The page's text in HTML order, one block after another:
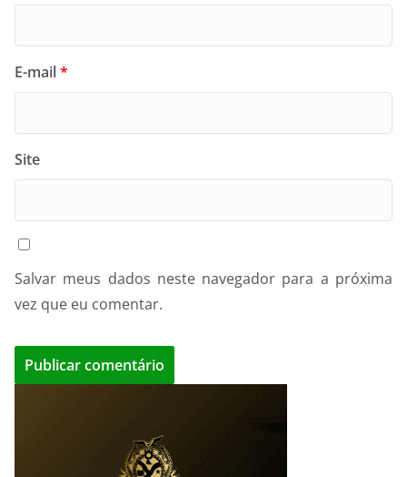
E-mail*
Site
Salvar meus dados neste navegador para a próxima
vez que eu comentar.